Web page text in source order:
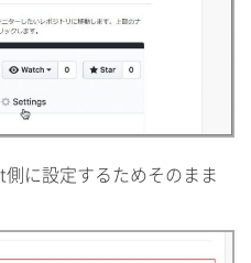
側に設定するためそのまま